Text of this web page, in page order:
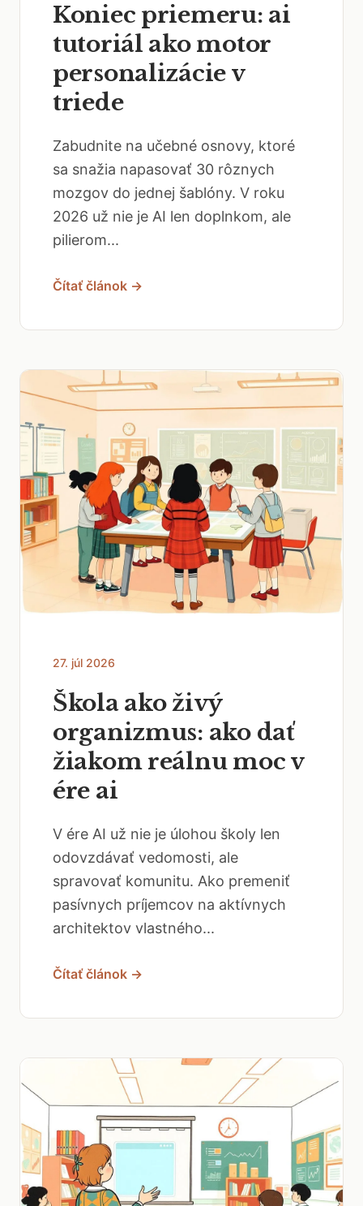
Koniec priemeru: ai
tutoriál ako motor
personalizácie v
triede
Zabudnite na učebné osnovy, ktoré
sa snažia napasovať 30 rôznych
mozgov do jednej šablóny. V roku
2026 už nie je AI len doplnkom, ale
pilierom...
Čítať článok →
27. júl 2026
Škola ako živý
organizmus: ako dať
žiakom reálnu moc v
ére ai
V ére AI už nie je úlohou školy len
odovzdávať vedomosti, ale
spravovať komunitu. Ako premeniť
pasívnych príjemcov na aktívnych
architektov vlastného...
Čítať článok →